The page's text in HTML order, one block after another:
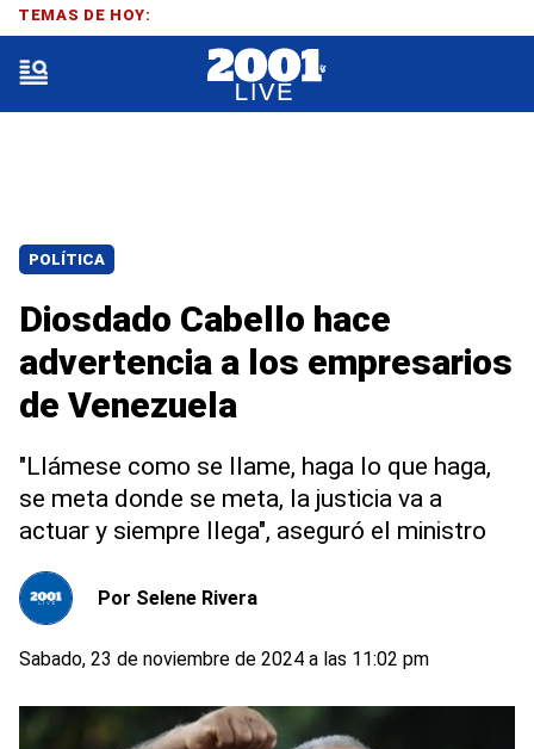
POLÍTICA
Diosdado Cabello hace
advertencia a los empresarios
de Venezuela
"Llámese como se llame, haga lo que haga,
se meta donde se meta, la justicia va a
actuar y siempre llega", aseguró el ministro
Por Selene Rivera
Sabado, 23 de noviembre de 2024 a las 11:02 pm
TEMAS DE HOY: